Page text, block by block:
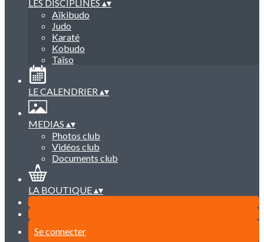
LES DISCIPLINES ▴▾
Aïkibudo
Judo
Karaté
Kobudo
Taïso
LE CALENDRIER▴▾
MEDIAS ▴▾
Photos club
Vidéos club
Documents club
LA BOUTIQUE▴▾
Se connecter